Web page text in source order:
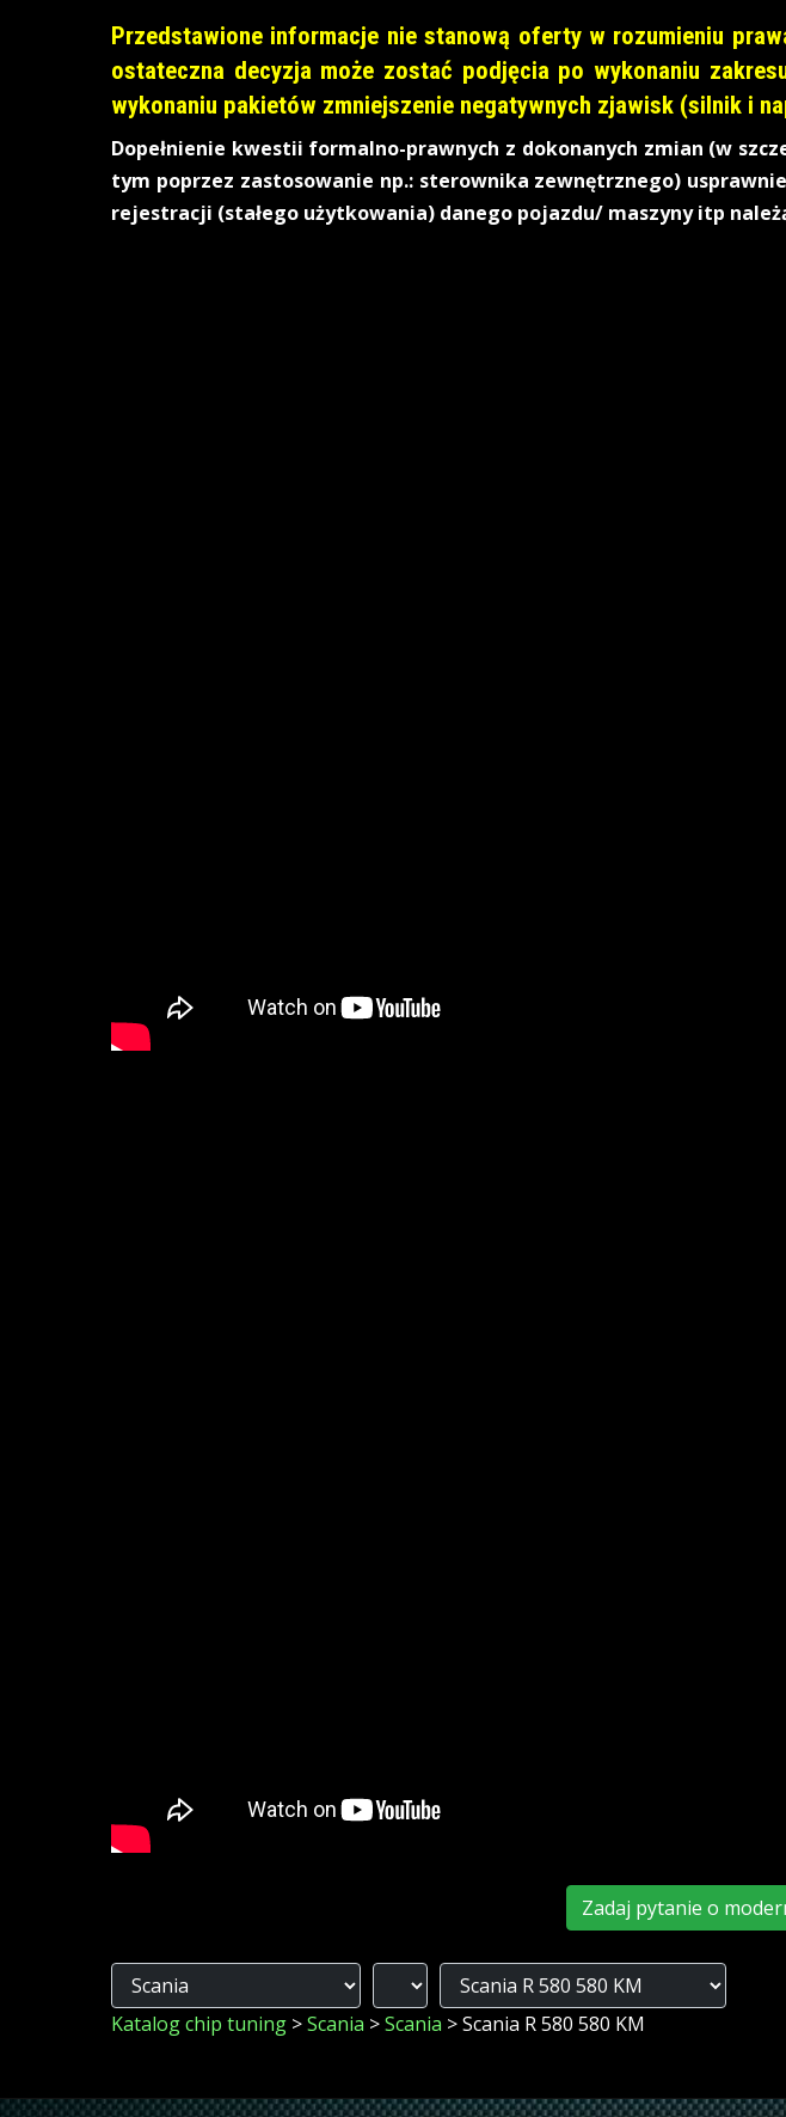
Przedstawione informacje nie stanową oferty w rozumieniu
ostateczna decyzja może zostać podjęcia po wykonaniu
wykonaniu pakietów zmniejszenie negatywnych zjawisk (silnik i
Dopełnienie kwestii formalno-prawnych z dokonanych zmian (w
tym poprzez zastosowanie np.: sterownika zewnętrznego)
rejestracji (stałego użytkowania) danego pojazdu/ maszyny itp
Zadaj pytanie o
Katalog chip tuning >Scania >Scania > Scania R 580 580 KM